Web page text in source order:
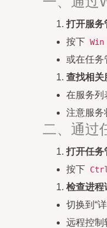
打开服务
按下
或在任务
查找相关
在服务列
注意服务
二、通过
打开任务
按下
检查进程
切换到“
远程控制